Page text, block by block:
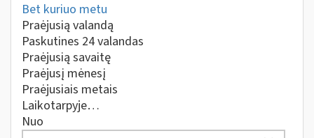
Bet kuriuo metu
Praėjusią valandą
Paskutines 24 valandas
Praėjusią savaitę
Praėjusį mėnesį
Praėjusiais metais
Laikotarpyje…
Nuo